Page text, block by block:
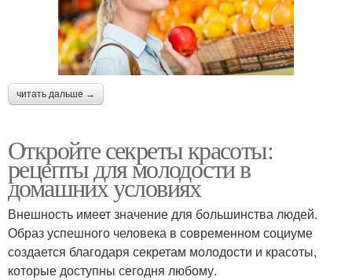
читать дальше →
Откройте секреты красоты:
рецепты для молодости в
домашних условиях
Внешность имеет значение для большинства людей.
Образ успешного человека в современном социуме
создается благодаря секретам молодости и красоты,
которые доступны сегодня любому.